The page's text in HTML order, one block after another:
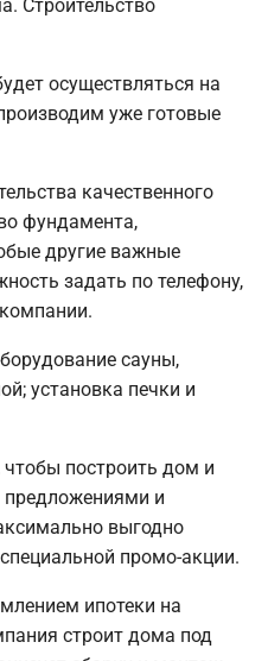
Строительство
осуществляться на
уже готовые
качественного
фундамента,
другие важные
задать по телефону,
сауны,
установка печки и
построить дом и
предложениями и
выгодно
промо-акции.
ипотеки на
строит дома под